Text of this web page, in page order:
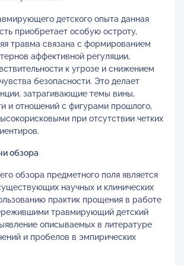
детского опыта данная
приобретает особую остроту,
травма связана с формированием
аффективной регуляции,
к угрозе и снижением
безопасности. Это делает
затрагивающие темы вины,
и отношений с фигурами прошлого,
при отсутствии четких
обзора
обзора предметного поля является
научных и клинических
практик прощения в работе
травмирующий детский
описываемых в литературе
и пробелов в эмпирических